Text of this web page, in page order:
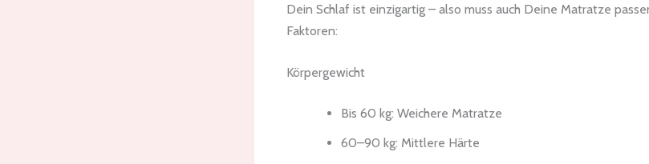
Dein Schlaf ist einzigartig – also muss auch Deine Matratze
Faktoren:
Körpergewicht
Bis 60 kg: Weichere Matratze
60–90 kg: Mittlere Härte